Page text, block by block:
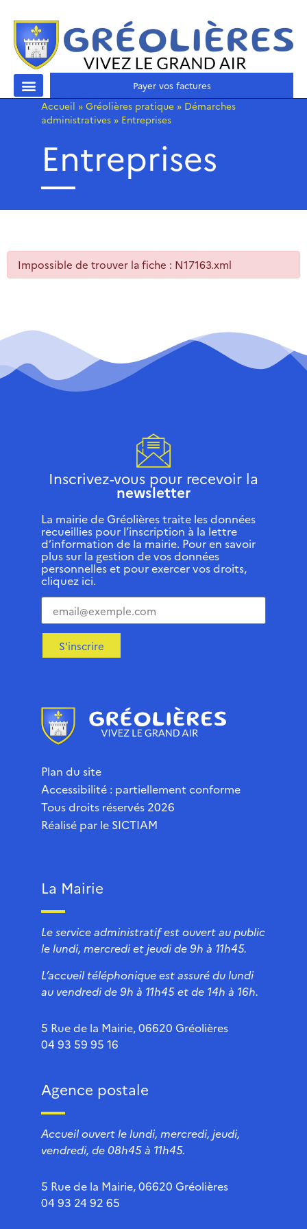
Payer vos factures
Accueil » Gréolières pratique » Démarches
administratives » Entreprises
Entreprises
Impossible de trouver la fiche : N17163.xml
Inscrivez-vous pour recevoir la
newsletter
La mairie de Gréolières traite les données
recueillies pour l’inscription à la lettre
d’information de la mairie. Pour en savoir
plus sur la gestion de vos données
personnelles et pour exercer vos droits,
cliquez ici.
S'inscrire
Plan du site
Accessibilité : partiellement conforme
Tous droits réservés 2026
Réalisé par le SICTIAM
La Mairie
Le service administratif est ouvert au public
le lundi, mercredi et jeudi de 9h à 11h45.
L’accueil téléphonique est assuré du lundi
au vendredi de 9h à 11h45 et de 14h à 16h.
5 Rue de la Mairie, 06620 Gréolières
04 93 59 95 16
Agence postale
Accueil ouvert le lundi, mercredi, jeudi,
vendredi, de 08h45 à 11h45.
5 Rue de la Mairie, 06620 Gréolières
04 93 24 92 65